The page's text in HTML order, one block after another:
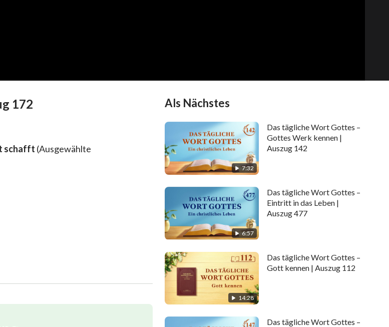
172
schafft (Ausgewählte
Lebensumgebung für den
der Menschheit. Wenn
das ein beträchtliches Hindernis für
alle Lebewesen in einer solchen
Als Nächstes
7:32
Das tägliche Wort Gottes –
Gottes Werk kennen |
Auszug 142
6:57
Das tägliche Wort Gottes –
Eintritt in das Leben |
Auszug 477
14:28
Das tägliche Wort Gottes –
Gott kennen | Auszug 112
Das tägliche Wort Gottes –